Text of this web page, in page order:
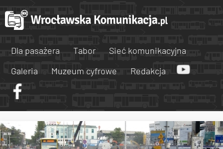
Dla pasażera Tabor
Sieć komunikacyjna
Galeria
Muzeum cyfrowe Redakcja